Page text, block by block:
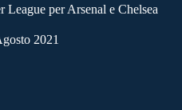
per Arsenal e Chelsea
2021